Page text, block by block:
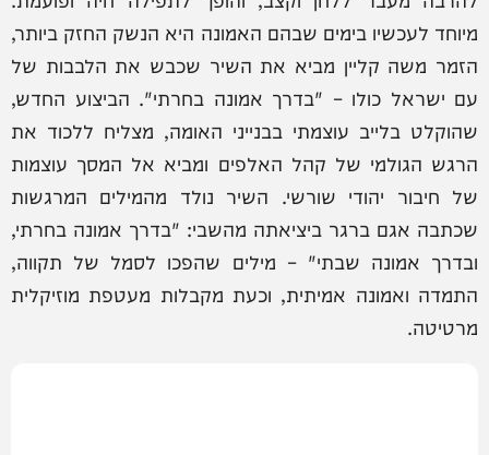
מיוחד לעכשיו בימים שבהם האמונה היא הנשק החזק ביותר,
הזמר משה קליין מביא את השיר שכבש את הלבבות של
עם ישראל כולו – "בדרך אמונה בחרתי". הביצוע החדש,
שהוקלט בלייב עוצמתי בבנייני האומה, מצליח ללכוד את
הרגש הגולמי של קהל האלפים ומביא אל המסך עוצמות
של חיבור יהודי שורשי. השיר נולד מהמילים המרגשות
שכתבה אגם ברגר ביציאתה מהשבי: "בדרך אמונה בחרתי,
ובדרך אמונה שבתי" – מילים שהפכו לסמל של תקווה,
התמדה ואמונה אמיתית, וכעת מקבלות מעטפת מוזיקלית
מרטיטה.